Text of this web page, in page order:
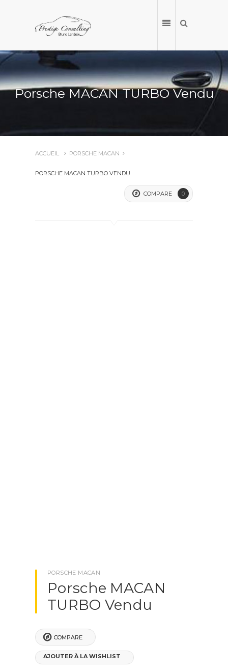
NOS VÉHICULES
CONTACTEZ-NOUS
Porsche MACAN TURBO Vendu
ACCUEIL PORSCHE MACAN
PORSCHE MACAN TURBO VENDU
COMPARE 0
PORSCHE MACAN
Porsche MACAN
TURBO Vendu
COMPARE
AJOUTER À LA WISHLIST